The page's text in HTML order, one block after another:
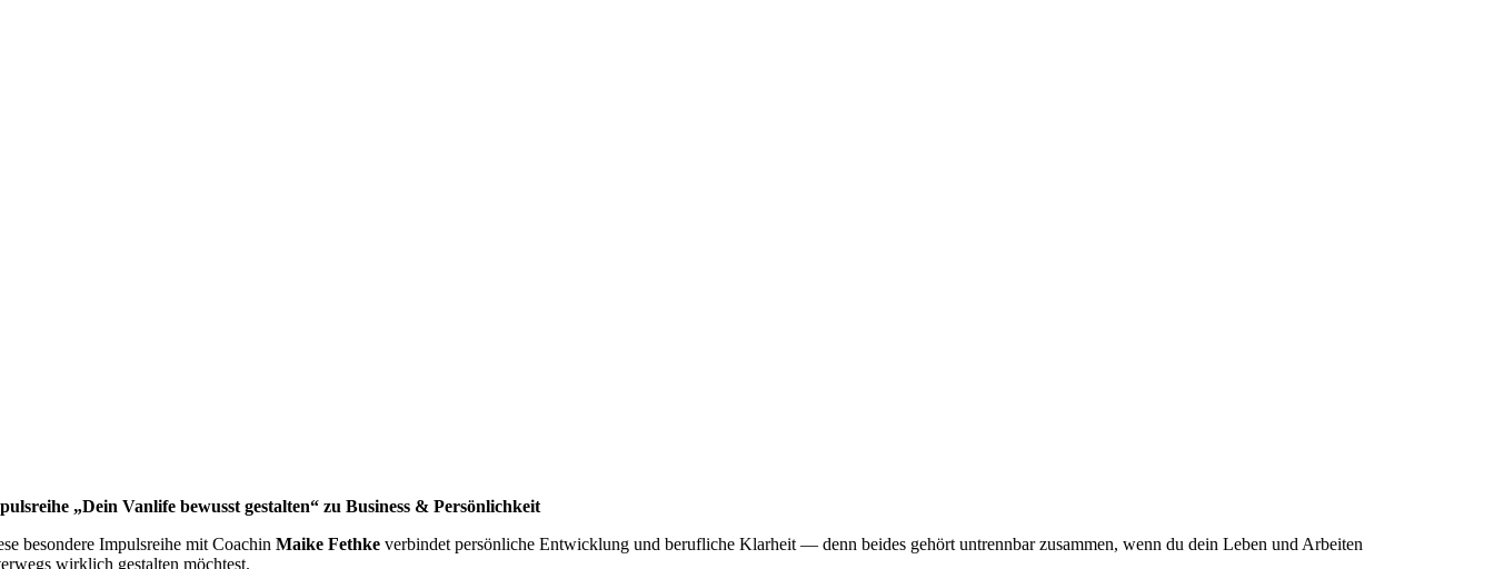
„Dein Vanlife bewusst gestalten“ zu Business & Persönlichkeit
besondere Impulsreihe mit CoachinMaike Fethke verbindet persönliche Entwicklung und berufliche Klarheit — denn beides gehört untrennbar zusammen, wenn du dein Leben und Arbeiten
wirklich gestalten möchtest.